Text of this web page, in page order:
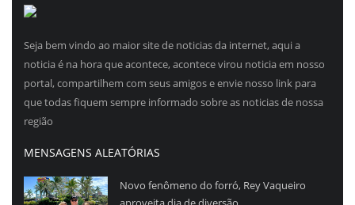
Seja bem vindo ao maior site de noticias da internet, aqui a
noticia é na hora que acontece, acontece virou noticia em nosso
portal, compartilhem com seus amigos e envie nosso link para
que todas fiquem sempre informado sobre as noticias de nossa
região
MENSAGENS ALEATÓRIAS
Novo fenômeno do forró, Rey Vaqueiro